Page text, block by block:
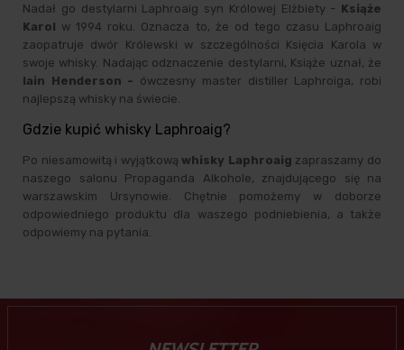
Nadał go destylarni Laphroaig syn Królowej Elżbiety - Książe
Karol w 1994 roku. Oznacza to, że od tego czasu Laphroaig
zaopatruje dwór Królewski w szczególności Księcia Karola w
swoje whisky. Nadając odznaczenie destylarni, Książe uznał, że
Iain Henderson - ówczesny master distiller Laphroiga, robi
najlepszą whisky na świecie.
Gdzie kupić whisky Laphroaig?
Po niesamowitą i wyjątkową whisky Laphroaig zapraszamy do
naszego salonu Propaganda Alkohole, znajdującego się na
warszawskim Ursynowie. Chętnie pomożemy w doborze
odpowiedniego produktu dla waszego podniebienia, a także
odpowiemy na pytania.